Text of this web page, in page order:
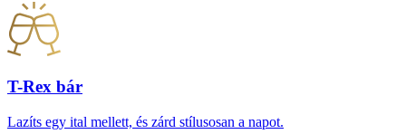
T-Rex bár
Lazíts egy ital mellett, és zárd stílusosan a napot.